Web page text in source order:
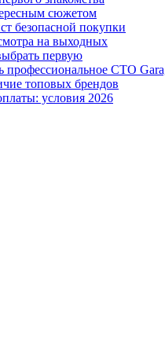
сюжетом
безопасной покупки
на выходных
первую
профессиональное СТО
топовых брендов
условия 2026